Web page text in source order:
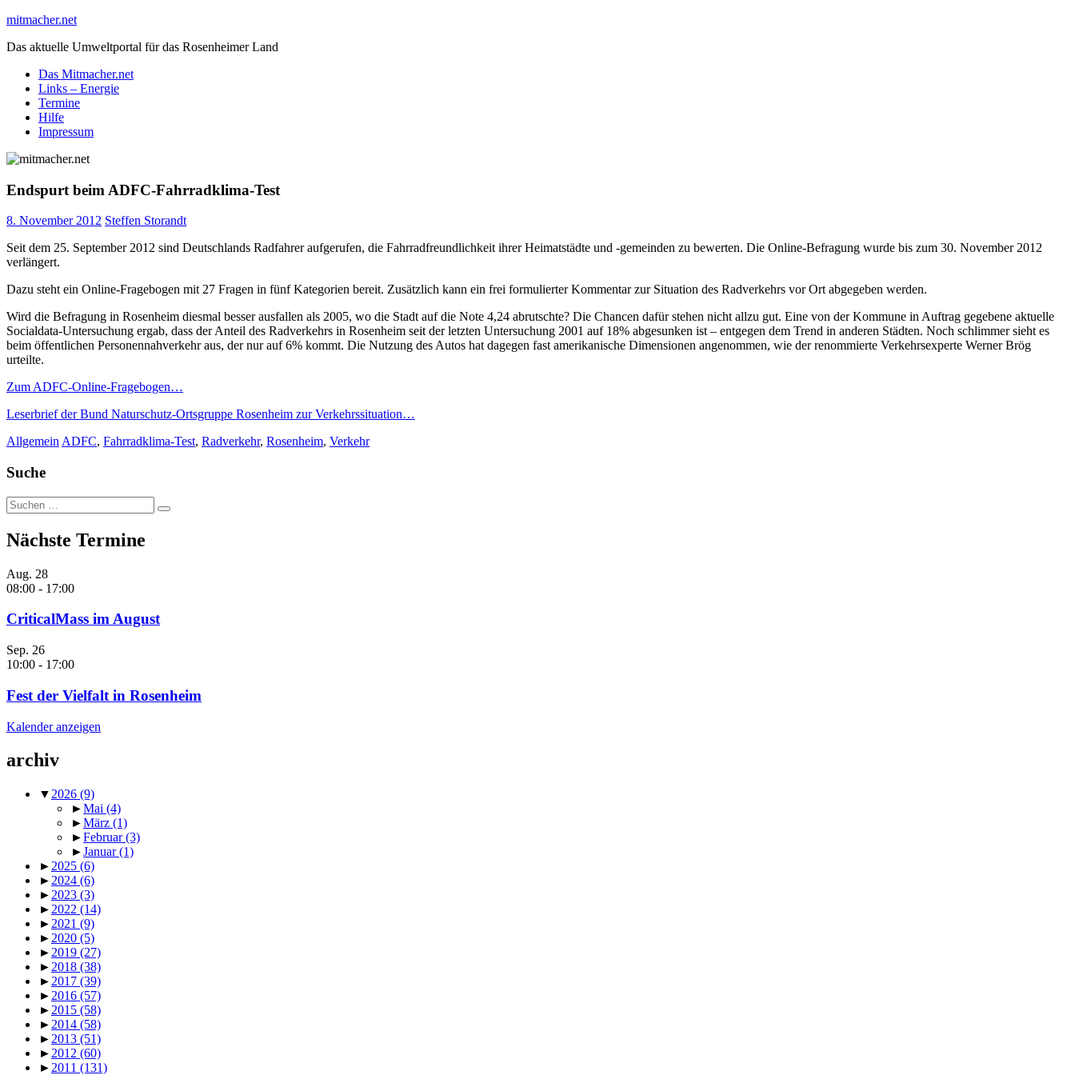
Skip
content
mitmacher.net
Das aktuelle Umweltportal für das Rosenheimer Land
Das Mitmacher.net
Links – Energie
Termine
Hilfe
Impressum
Endspurt beim ADFC-Fahrradklima-Test
8. November 2012 Steffen Storandt
Seit dem 25. September 2012 sind Deutschlands Radfahrer aufgerufen, die Fahrradfreundlichkeit ihrer Heimatstädte und -gemeinden zu bewerten. Die Online-Befragung wurde bis zum 30. November 2012
verlängert.
Dazu steht ein Online-Fragebogen mit 27 Fragen in fünf Kategorien bereit. Zusätzlich kann ein frei formulierter Kommentar zur Situation des Radverkehrs vor Ort abgegeben werden.
Wird die Befragung in Rosenheim diesmal besser ausfallen als 2005, wo die Stadt auf die Note 4,24 abrutschte? Die Chancen dafür stehen nicht allzu gut. Eine von der Kommune in Auftrag gegebene aktuelle
Socialdata-Untersuchung ergab, dass der Anteil des Radverkehrs in Rosenheim seit der letzten Untersuchung 2001 auf 18% abgesunken ist – entgegen dem Trend in anderen Städten. Noch schlimmer sieht es
beim öffentlichen Personennahverkehr aus, der nur auf 6% kommt. Die Nutzung des Autos hat dagegen fast amerikanische Dimensionen angenommen, wie der renommierte Verkehrsexperte Werner Brög
urteilte.
Zum ADFC-Online-Fragebogen…
Leserbrief der Bund Naturschutz-Ortsgruppe Rosenheim zur Verkehrssituation…
AllgemeinADFC, Fahrradklima-Test, Radverkehr, Rosenheim, Verkehr
Suche
Suche
nach:
Nächste Termine
Aug. 28
08:00 - 17:00
CriticalMass im August
Sep. 26
10:00 - 17:00
Fest der Vielfalt in Rosenheim
Kalender anzeigen
archiv
▼ 2026 (9)
►Mai (4)
►März (1)
►Februar(3)
►Januar(1)
► 2025 (6)
► 2024 (6)
► 2023 (3)
► 2022 (14)
► 2021 (9)
► 2020 (5)
► 2019 (27)
► 2018 (38)
► 2017 (39)
► 2016 (57)
► 2015 (58)
► 2014 (58)
► 2013 (51)
► 2012 (60)
► 2011 (131)